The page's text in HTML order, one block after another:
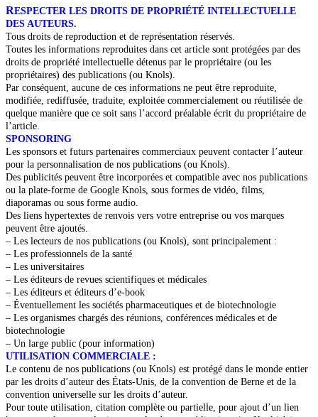
RESPECTER LES DROITS DE PROPRIÉTÉ INTELLECTUELLE
DES AUTEURS.
Tous droits de reproduction et de représentation réservés.
Toutes les informations reproduites dans cet article sont protégées par des
droits de propriété intellectuelle détenus par le propriétaire (ou les
propriétaires) des publications (ou Knols).
Par conséquent, aucune de ces informations ne peut être reproduite,
modifiée, rediffusée, traduite, exploitée commercialement ou réutilisée de
quelque manière que ce soit sans l’accord préalable écrit du propriétaire de
l’article.
SPONSORING
Les sponsors et futurs partenaires commerciaux peuvent contacter l’auteur
pour la personnalisation de nos publications (ou Knols).
Des publicités peuvent être incorporées et compatible avec nos publications
ou la plate-forme de Google Knols, sous formes de vidéo, films,
diaporamas ou sous forme audio.
Des liens hypertextes de renvois vers votre entreprise ou vos marques
peuvent être ajoutés.
– Les lecteurs de nos publications (ou Knols), sont principalement :
– Les professionnels de la santé
– Les universitaires
– Les éditeurs de revues scientifiques et médicales
– Les éditeurs et éditeurs d’e-book
– Éventuellement les sociétés pharmaceutiques et de biotechnologie
– Les organismes chargés des réunions, conférences médicales et de
biotechnologie
– Un large public (pour information)
UTILISATION COMMERCIALE :
Le contenu de nos publications (ou Knols) est protégé dans le monde entier
par les droits d’auteur des États-Unis, de la convention de Berne et de la
convention universelle sur les droits d’auteur.
Pour toute utilisation, citation complète ou partielle, pour ajout d’un lien